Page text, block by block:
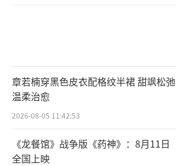
章若楠穿黑色皮衣配格纹半裙 甜飒松弛
温柔治愈
2026-08-05 11:42:53
《龙餐馆》战争版《药神》：8月11日
全国上映